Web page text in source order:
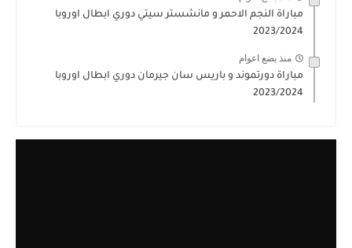
مباراة النجم الاحمر و مانشستر سيتي دوري ابطال اوروبا
2023/2024
منذ بضع اعوام
مباراة دورتموند و باريس سان جيرمان دوري ابطال اوروبا
2023/2024